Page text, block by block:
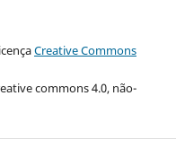
Creative Commons
commons 4.0, não-